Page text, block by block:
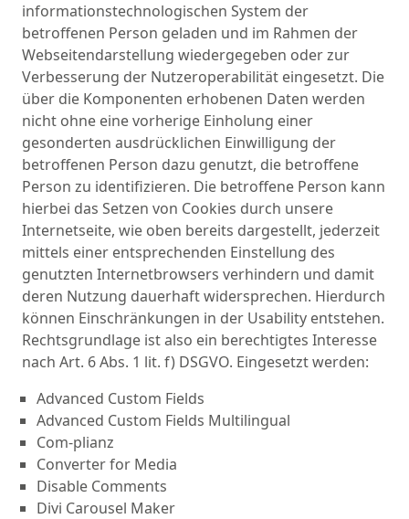
informationstechnologischen System der
betroffenen Person geladen und im Rahmen der
Webseitendarstellung wiedergegeben oder zur
Verbesserung der Nutzeroperabilität eingesetzt. Die
über die Komponenten erhobenen Daten werden
nicht ohne eine vorherige Einholung einer
gesonderten ausdrücklichen Einwilligung der
betroffenen Person dazu genutzt, die betroffene
Person zu identifizieren. Die betroffene Person kann
hierbei das Setzen von Cookies durch unsere
Internetseite, wie oben bereits dargestellt, jederzeit
mittels einer entsprechenden Einstellung des
genutzten Internetbrowsers verhindern und damit
deren Nutzung dauerhaft widersprechen. Hierdurch
können Einschränkungen in der Usability entstehen.
Rechtsgrundlage ist also ein berechtigtes Interesse
nach Art. 6 Abs. 1 lit. f) DSGVO. Eingesetzt werden:
Advanced Custom Fields
Advanced Custom Fields Multilingual
Com-plianz
Converter for Media
Disable Comments
Divi Carousel Maker